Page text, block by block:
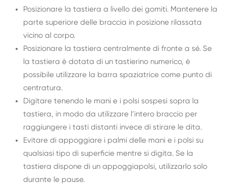
Posizionare la tastiera a livello dei gomiti. Mantenere la
parte superiore delle braccia in posizione rilassata
vicino al corpo.
Posizionare la tastiera centralmente di fronte a sé. Se
la tastiera è dotata di un tastierino numerico, è
possibile utilizzare la barra spaziatrice come punto di
centratura.
Digitare tenendo le mani e i polsi sospesi sopra la
tastiera, in modo da utilizzare l’intero braccio per
raggiungere i tasti distanti invece di stirare le dita.
Evitare di appoggiare i palmi delle mani e i polsi su
qualsiasi tipo di superficie mentre si digita. Se la
tastiera dispone di un appoggiapolsi, utilizzarlo solo
durante le pause.